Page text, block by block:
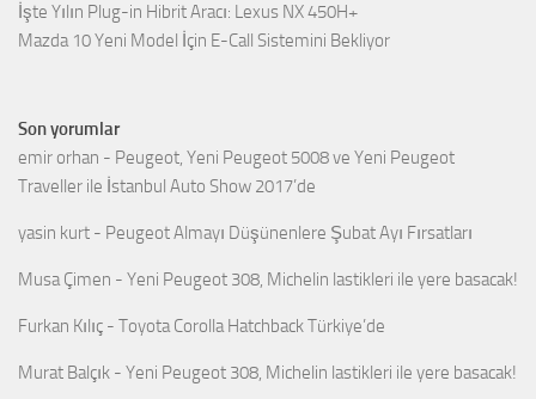
İşte Yılın Plug-in Hibrit Aracı: Lexus NX 450H+
Mazda 10 Yeni Model İçin E-Call Sistemini Bekliyor
Son yorumlar
emir orhan - Peugeot, Yeni Peugeot 5008 ve Yeni Peugeot
Traveller ile İstanbul Auto Show 2017’de
yasin kurt - Peugeot Almayı Düşünenlere Şubat Ayı Fırsatları
Musa Çimen - Yeni Peugeot 308, Michelin lastikleri ile yere basacak!
Furkan Kılıç - Toyota Corolla Hatchback Türkiye’de
Murat Balçık - Yeni Peugeot 308, Michelin lastikleri ile yere basacak!